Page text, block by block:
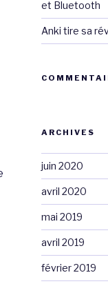
et Bluetooth
Anki tire sa
ARCHIVES
juin 2020
avril 2020
mai 2019
avril 2019
février 2019